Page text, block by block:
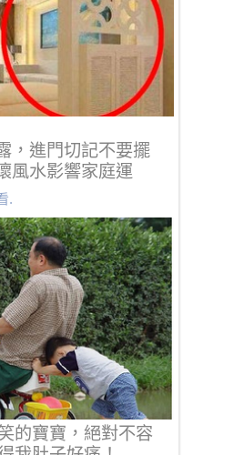
，進門切記不要擺
風水影響家庭運
.
的寶寶，絕對不容